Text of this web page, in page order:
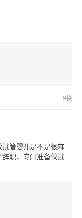
9楼
管婴儿是不是很麻
职，专门准备做试